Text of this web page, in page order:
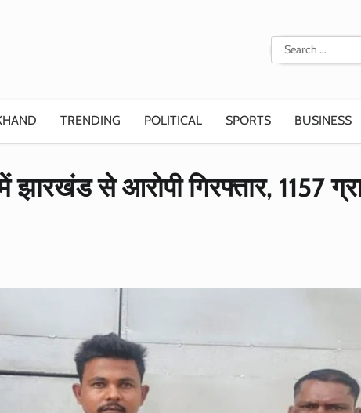
Search
for:
TRENDING POLITICAL SPORTS BUSINESS
से आरोपी गिरफ्तार, 1157